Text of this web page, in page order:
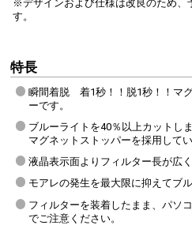
※デザインおよび仕様は改良のため、
す。
特長
瞬間着脱 着1秒！！脱1秒！！マ
ーです。
ブルーライトを40％以上カットし
マグネットストッパーを採用してい
液晶表示面よりフィルター長が広
モアレの発生を最大限に抑えてブ
フィルターを装着したまま、パソ
でご注意ください。